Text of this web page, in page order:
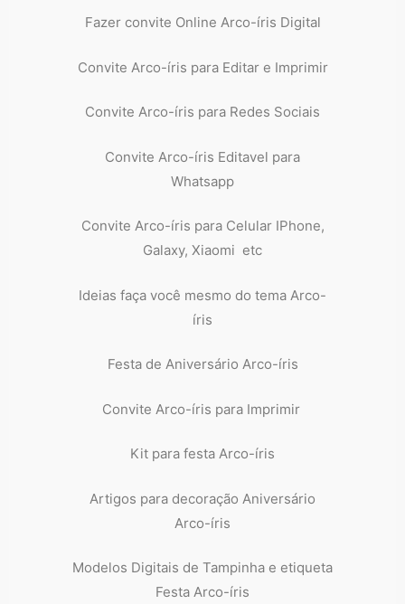
Fazer convite Online Arco-íris Digital
Convite Arco-íris para Editar e Imprimir
Convite Arco-íris para Redes Sociais
Convite Arco-íris Editavel para
Whatsapp
Convite Arco-íris para Celular IPhone,
Galaxy, Xiaomi etc
Ideias faça você mesmo do tema Arco-
íris
Festa de Aniversário Arco-íris
Convite Arco-íris para Imprimir
Kit para festa Arco-íris
Artigos para decoração Aniversário
Arco-íris
Modelos Digitais de Tampinha e etiqueta
Festa Arco-íris